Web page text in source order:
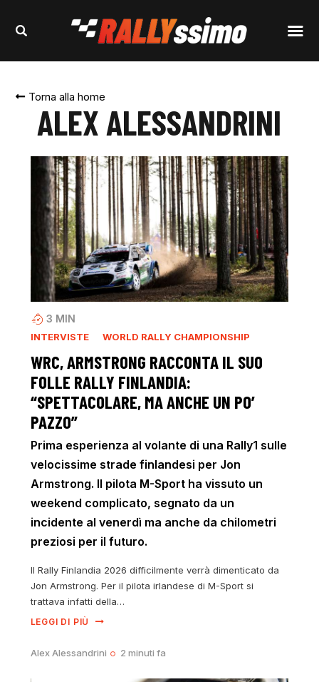
Torna alla home
ALEX ALESSANDRINI
3 MIN
INTERVISTE WORLD RALLY CHAMPIONSHIP
WRC, ARMSTRONG RACCONTA IL SUO
FOLLE RALLY FINLANDIA:
“SPETTACOLARE, MA ANCHE UN PO’
PAZZO”
Prima esperienza al volante di una Rally1 sulle
velocissime strade finlandesi per Jon
Armstrong. Il pilota M-Sport ha vissuto un
weekend complicato, segnato da un
incidente al venerdì ma anche da chilometri
preziosi per il futuro.
Il Rally Finlandia 2026 difficilmente verrà dimenticato da
Jon Armstrong. Per il pilota irlandese di M-Sport si
trattava infatti della…
LEGGI DI PIÙ
Alex Alessandrini 2 minuti fa